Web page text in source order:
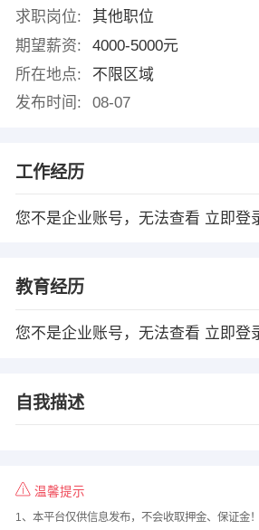
求职岗位:
其他职位
期望薪资:
4000-5000元
所在地点:
不限区域
发布时间:
08-07
工作经历
您不是企业账号，无法查看 立即登
教育经历
您不是企业账号，无法查看 立即登
自我描述
温馨提示
1、本平台仅供信息发布，不会收取押金、保证金！